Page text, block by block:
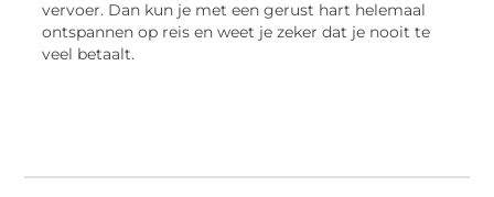
vervoer. Dan kun je met een gerust hart helemaal
ontspannen op reis en weet je zeker dat je nooit te
veel betaalt.